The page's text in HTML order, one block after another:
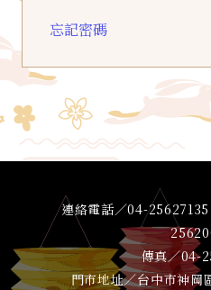
忘記密碼
連絡電話／04-
傳真／04-
門市地址／台中市神岡